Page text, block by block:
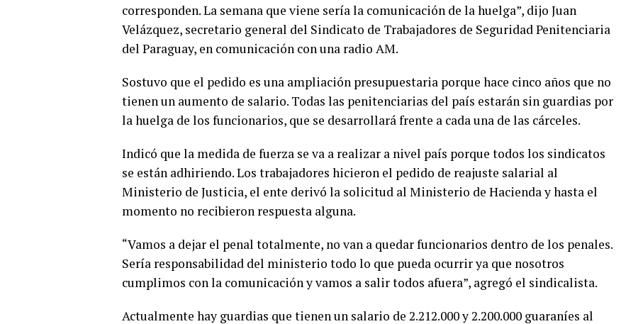
corresponden. La semana que viene sería la comunicación de la huelga”, dijo Juan
Velázquez, secretario general del Sindicato de Trabajadores de Seguridad Penitenciaria
del Paraguay, en comunicación con una radio AM.
Sostuvo que el pedido es una ampliación presupuestaria porque hace cinco años que no
tienen un aumento de salario. Todas las penitenciarias del país estarán sin guardias por
la huelga de los funcionarios, que se desarrollará frente a cada una de las cárceles.
Indicó que la medida de fuerza se va a realizar a nivel país porque todos los sindicatos
se están adhiriendo. Los trabajadores hicieron el pedido de reajuste salarial al
Ministerio de Justicia, el ente derivó la solicitud al Ministerio de Hacienda y hasta el
momento no recibieron respuesta alguna.
“Vamos a dejar el penal totalmente, no van a quedar funcionarios dentro de los penales.
Sería responsabilidad del ministerio todo lo que pueda ocurrir ya que nosotros
cumplimos con la comunicación y vamos a salir todos afuera”, agregó el sindicalista.
Actualmente hay guardias que tienen un salario de 2.212.000 y 2.200.000 guaraníes al